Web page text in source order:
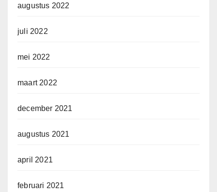
augustus 2022
juli 2022
mei 2022
maart 2022
december 2021
augustus 2021
april 2021
februari 2021